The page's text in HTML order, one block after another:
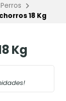
18 Kg
Kg